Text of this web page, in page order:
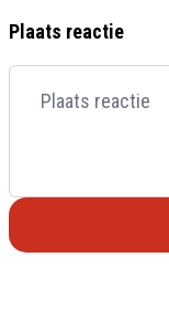
Plaats reactie